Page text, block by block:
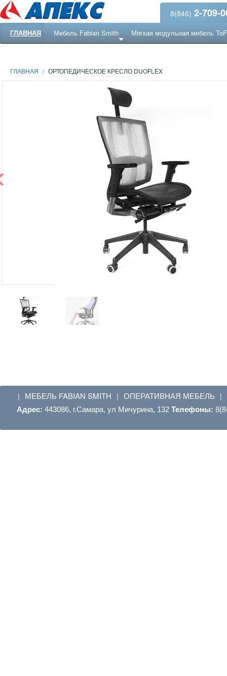
8(846) 2-709-
ГЛАВНАЯ Мебель Fabian Smith Мягкая модульная мебель
ГЛАВНАЯ / ОРТОПЕДИЧЕСКОЕ КРЕСЛО DUOFLEX
| МЕБЕЛЬ FABIAN SMITH | ОПЕРАТИВНАЯ МЕБЕЛЬ |
Адрес: 443086, г.Самара, ул Мичурина, 132 Телефоны: